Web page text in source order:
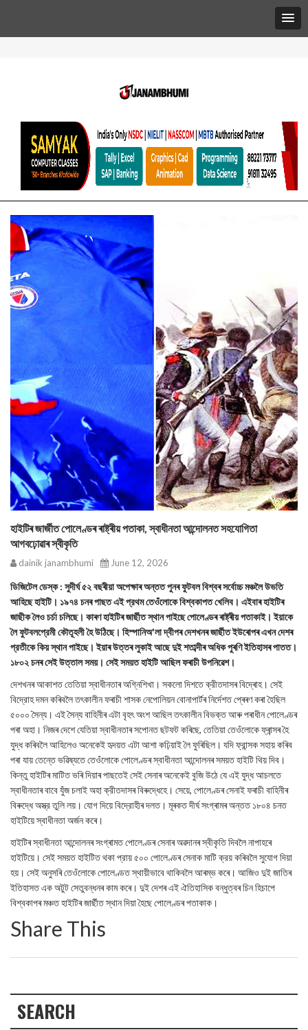
হাইটিৰ জাৰ্জীত পোলেণ্ডৰ ৰাষ্ট্ৰীয় পতাকা, স্বাধীনতা আন্দোলনত সহযোগিতা
আগবঢ়োৱাৰ স্বীকৃতি
dainik janambhumi June 12, 2026
ডিজিটেল ডেস্ক : সুদীর্ঘ ৫২ বছৰীয়া অপেক্ষাৰ অন্তত পুনৰ ফুটবল বিশ্বৰ সৰ্বোচ্চ মঞ্চলৈ উভতি
আহিছে হাইটি। ১৯৭৪ চনৰ পাছত এই প্রথম তেওঁলোকে বিশ্বকাপত খেলিব। এইবাৰ হাইটিৰ
জাছীক লৈও চর্চা চলিছে। কাৰণ হাইটিৰ জাৰ্ছীত স্থান পাইছে পোলেণ্ডৰ ৰাষ্ট্ৰীয় পতাকাই। ইয়াকে
লৈ ফুটবলপ্রেমী কৌতূহলী হৈ উঠিছে। হিস্পানিঅ'লা দ্বীপৰ দেশখনৰ জাৰ্ছীত ইউৰোপৰ এখন দেশৰ
প্রতীকে কিয় স্থান পাইছে। ইয়াৰ উত্তৰ লুকাই আছে দুই শতাব্দীৰ অধিক পুৰণি ইতিহাসৰ পাতত।
১৮০২ চনৰ সেই উত্তাল সময়। সেই সময়ত হাইটি আছিল ফৰাচী উপনিৱেশ।
দেশখনৰ আকাশত তেতিয়া স্বাধীনতাৰ অগ্নিশিখা। সকলো দিশতে ক্রীতদাসৰ বিদ্ৰোহ। সেই
বিদ্রোহ দমন কৰিবলৈ তৎকালীন ফৰাচী শাসক নেপোলিয়ন বোনাপাৰ্টৰ নিৰ্দেশত প্ৰেৰণ কৰা হৈছিল
৫০০০ সৈন্য। এই সৈন্য বাহিনীৰ এটা বৃহৎ অংশ আছিল তৎকালীন বিভক্ত আৰু পৰাধীন পোলেণ্ডৰ
পৰা অহা। নিজৰ দেশে যেতিয়া স্বাধীনতাৰ সপোনত ছটফট কৰিছে, তেতিয়া তেওঁলোকে ফ্ৰান্সৰ হৈ
যুদ্ধ কৰিবলৈ আহিলেও অনেকেই হৃদয়ত এটা আশা কঢ়িয়াই লৈ ফুৰিছিল। যদি ফ্রান্সক সহায় কৰিব
পৰা যায় তেন্তে ভৱিষ্যতে তেওঁলোকে পোলেণ্ডৰ স্বাধীনতা আন্দোলনৰ সময়ত হাইটি থিয় দিব।
কিন্তু হাইটিৰ মাটিত ভৰি দিয়াৰ পাছতেই সেই সেনাৰ অনেকেই বুজি উঠে যে এই যুদ্ধ আচলতে
স্বাধীনতাৰ বাবে যুঁজ চলাই অহা ক্রীতদাসৰ বিৰুদ্ধেহে। সেয়ে, পোলেণ্ডৰ সেনাই ফৰাচী বাহিনীৰ
বিৰুদ্ধে অস্ত্র তুলি লয়। যোগ দিয়ে বিদ্রোহীৰ দলত। মূৰকত দীর্ঘ সংগ্ৰামৰ অন্তত ১৮০৪ চনত
হাইটিয়ে স্বাধীনতা অর্জন কৰে।
হাইটিৰ স্বাধীনতা আন্দোলনৰ সংগ্ৰামত পোলেণ্ডৰ সেনাৰ অৱদানৰ স্বীকৃতি দিবলৈ নাপাহৰে
হাইটিয়ে। সেই সময়ত হাইটিত থকা প্রায় ৫০০ পোলেণ্ডৰ সেনাক মাটি ক্রয় কৰিবলৈ সুযোগ দিয়া
হয়। সেই অনুসৰি তেওঁলোকে পোলেণ্ডত স্থায়ীভাবে থাকিবলৈ আৰম্ভ কৰে। আজিও দুই জাতিৰ
ইতিহাসত এক অটুট সেতুবন্ধনৰ কাম কৰে। দুই দেশৰ এই ঐতিহাসিক বন্ধুত্বৰ চিন হিচাপে
বিশ্বকাপৰ মঞ্চত হাইটিৰ জাৰ্ছীত স্থান দিয়া হৈছে পোলেণ্ডৰ পতাকাক।
Share This
SEARCH